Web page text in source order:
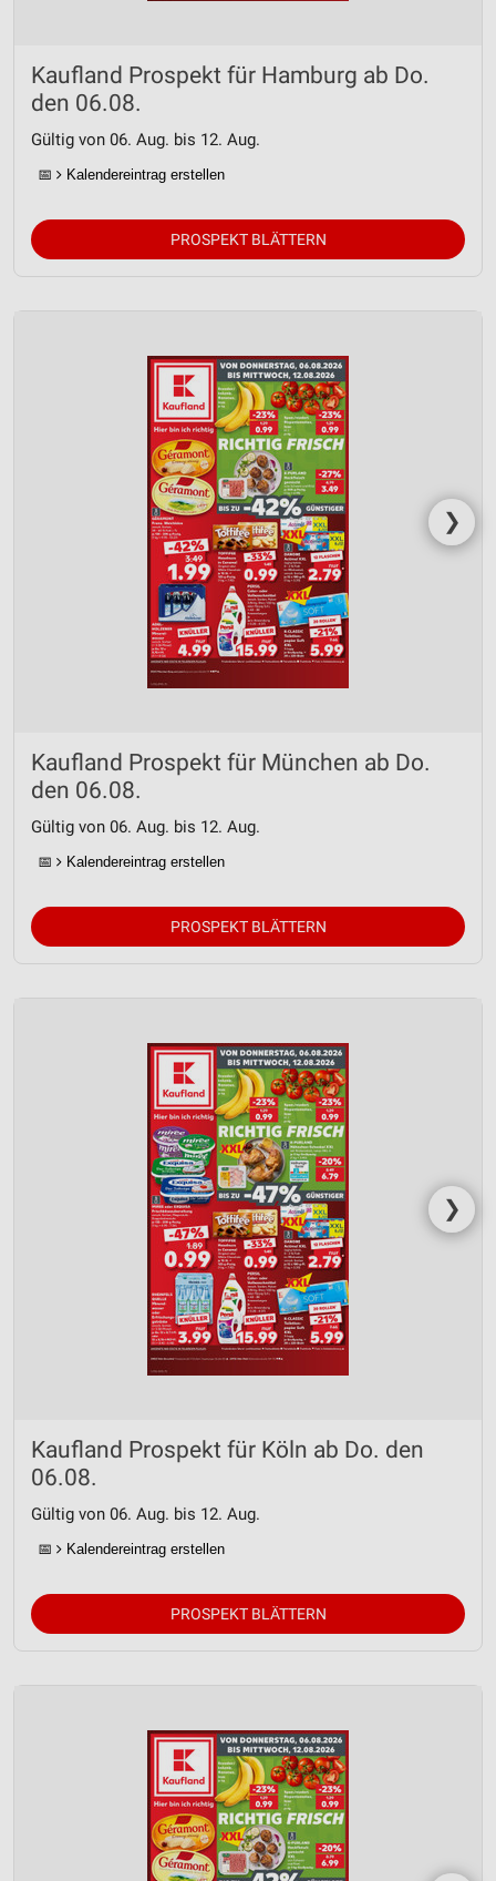
Kaufland Prospekt für Hamburg ab Do.
den 06.08.
Gültig von 06. Aug. bis 12. Aug.
📅 Kalendereintrag erstellen
PROSPEKT BLÄTTERN
❯
Kaufland Prospekt für München ab Do.
den 06.08.
Gültig von 06. Aug. bis 12. Aug.
📅 Kalendereintrag erstellen
PROSPEKT BLÄTTERN
❯
Kaufland Prospekt für Köln ab Do. den
06.08.
Gültig von 06. Aug. bis 12. Aug.
📅 Kalendereintrag erstellen
PROSPEKT BLÄTTERN